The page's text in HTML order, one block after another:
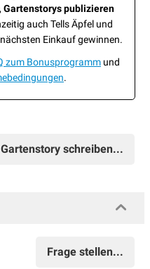
, Gartenstorys publizieren
auch Tells Äpfel und
Einkauf gewinnen.
zum Bonusprogramm und
.
Gartenstory schreiben...
Frage stellen...